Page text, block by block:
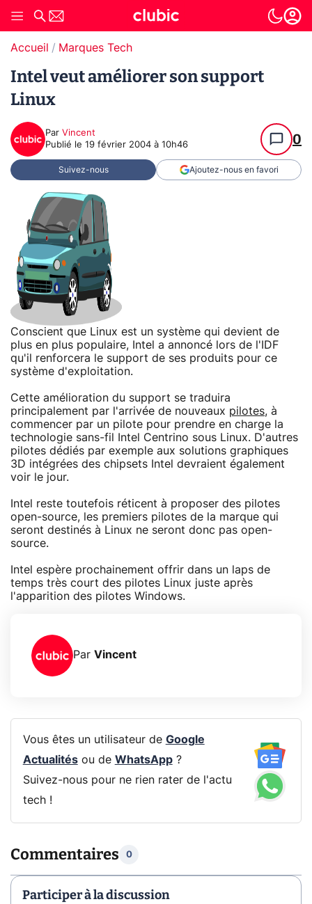
Accueil Marques Tech
Intel veut améliorer son support
Linux
Par Vincent
Publié le 19 février 2004 à 10h46 0
Suivez-nous Ajoutez-nous en favori
Conscient que Linux est un système qui devient de
plus en plus populaire, Intel a annoncé lors de l'IDF
qu'il renforcera le support de ses produits pour ce
système d'exploitation.
Cette amélioration du support se traduira
principalement par l'arrivée de nouveaux pilotes, à
commencer par un pilote pour prendre en charge la
technologie sans-fil Intel Centrino sous Linux. D'autres
pilotes dédiés par exemple aux solutions graphiques
3D intégrées des chipsets Intel devraient également
voir le jour.
Intel reste toutefois réticent à proposer des pilotes
open-source, les premiers pilotes de la marque qui
seront destinés à Linux ne seront donc pas open-
source.
Intel espère prochainement offrir dans un laps de
temps très court des pilotes Linux juste après
l'apparition des pilotes Windows.
Par Vincent
Vous êtes un utilisateur de Google
Actualitésou de WhatsApp?
Suivez-nous pour ne rien rater de l'actu
tech !
Commentaires 0
Participer à la discussion